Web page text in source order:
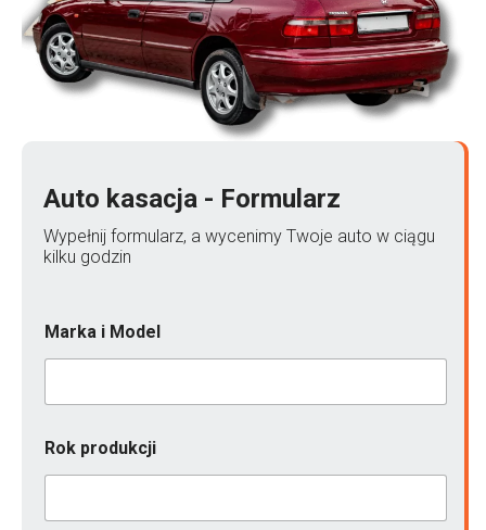
Auto kasacja - Formularz
Wypełnij formularz, a wycenimy Twoje auto w ciągu
kilku godzin
Marka i Model
Rok produkcji